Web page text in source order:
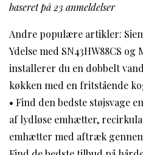
baseret på 23 anmeldelser
Andre populære artikler:
Ydelse med SN43HW88CS og
installerer du en dobbelt
køkken med en fritstående
• Find den bedste støjsvage
af lydløse emhætter,
emhætter med aftræk